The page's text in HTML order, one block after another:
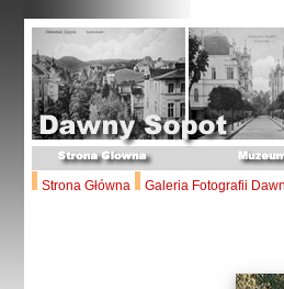
Strona Główna Galeria Fotografii